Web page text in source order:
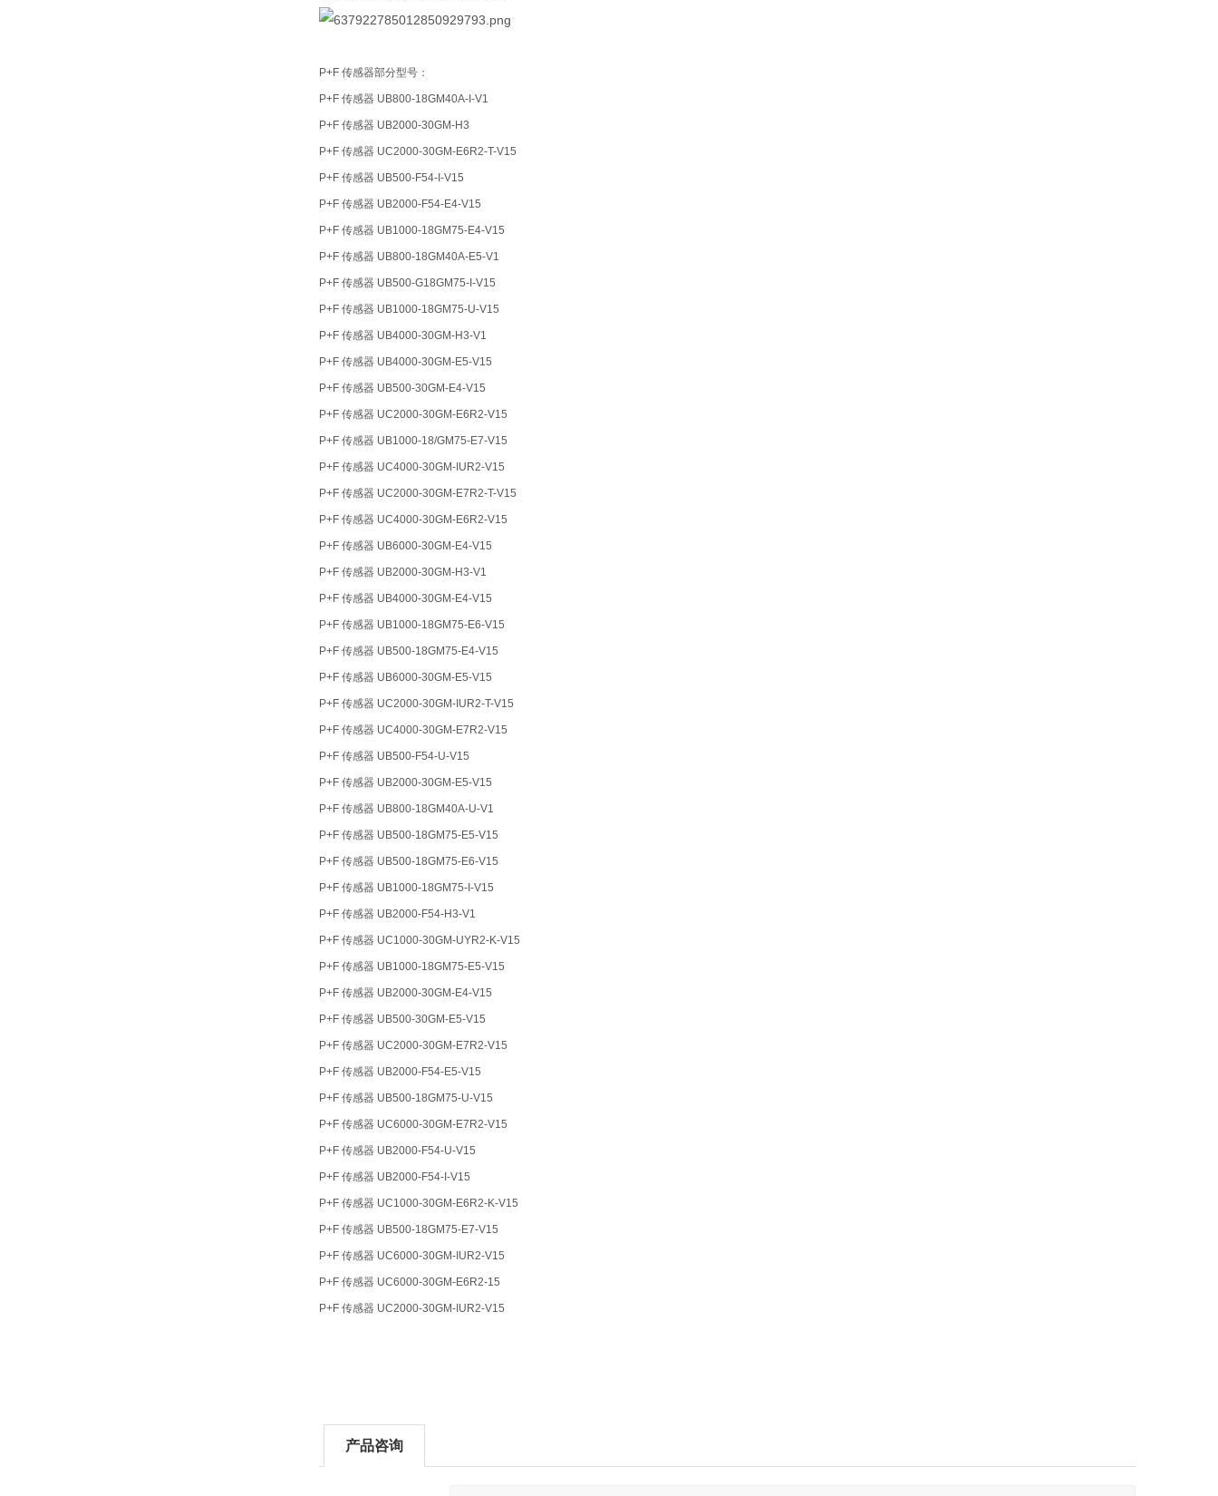
P+F 传感器部分型号：
P+F 传感器 UB800-18GM40A-I-V1
P+F 传感器 UB2000-30GM-H3
P+F 传感器 UC2000-30GM-E6R2-T-V15
P+F 传感器 UB500-F54-I-V15
P+F 传感器 UB2000-F54-E4-V15
P+F 传感器 UB1000-18GM75-E4-V15
P+F 传感器 UB800-18GM40A-E5-V1
P+F 传感器 UB500-G18GM75-I-V15
P+F 传感器 UB1000-18GM75-U-V15
P+F 传感器 UB4000-30GM-H3-V1
P+F 传感器 UB4000-30GM-E5-V15
P+F 传感器 UB500-30GM-E4-V15
P+F 传感器 UC2000-30GM-E6R2-V15
P+F 传感器 UB1000-18/GM75-E7-V15
P+F 传感器 UC4000-30GM-IUR2-V15
P+F 传感器 UC2000-30GM-E7R2-T-V15
P+F 传感器 UC4000-30GM-E6R2-V15
P+F 传感器 UB6000-30GM-E4-V15
P+F 传感器 UB2000-30GM-H3-V1
P+F 传感器 UB4000-30GM-E4-V15
P+F 传感器 UB1000-18GM75-E6-V15
P+F 传感器 UB500-18GM75-E4-V15
P+F 传感器 UB6000-30GM-E5-V15
P+F 传感器 UC2000-30GM-IUR2-T-V15
P+F 传感器 UC4000-30GM-E7R2-V15
P+F 传感器 UB500-F54-U-V15
P+F 传感器 UB2000-30GM-E5-V15
P+F 传感器 UB800-18GM40A-U-V1
P+F 传感器 UB500-18GM75-E5-V15
P+F 传感器 UB500-18GM75-E6-V15
P+F 传感器 UB1000-18GM75-I-V15
P+F 传感器 UB2000-F54-H3-V1
P+F 传感器 UC1000-30GM-UYR2-K-V15
P+F 传感器 UB1000-18GM75-E5-V15
P+F 传感器 UB2000-30GM-E4-V15
P+F 传感器 UB500-30GM-E5-V15
P+F 传感器 UC2000-30GM-E7R2-V15
P+F 传感器 UB2000-F54-E5-V15
P+F 传感器 UB500-18GM75-U-V15
P+F 传感器 UC6000-30GM-E7R2-V15
P+F 传感器 UB2000-F54-U-V15
P+F 传感器 UB2000-F54-I-V15
P+F 传感器 UC1000-30GM-E6R2-K-V15
P+F 传感器 UB500-18GM75-E7-V15
P+F 传感器 UC6000-30GM-IUR2-V15
P+F 传感器 UC6000-30GM-E6R2-15
P+F 传感器 UC2000-30GM-IUR2-V15
产品咨询